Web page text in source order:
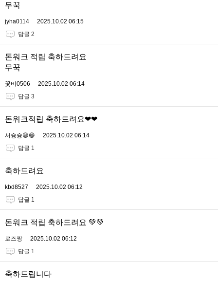
무꾹
jyha0114
2025.10.02 06:15
답글 2
돈워크 적립 축하드려요
무꾹
꽃비0506
2025.10.02 06:14
답글 3
돈워크적립 축하드려요❤❤
서슝슝😄😄
2025.10.02 06:14
답글 1
축하드려요
kbd8527
2025.10.02 06:12
답글 1
돈워크 적립 축하드려요 💚💚
로즈짱
2025.10.02 06:12
답글 1
축하드립니다